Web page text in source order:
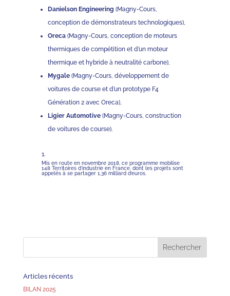
Danielson Engineering (Magny-Cours,
conception de démonstrateurs technologiques),
Oreca(Magny-Cours, conception de moteurs
thermiques de compétition et d’un moteur
thermique et hybride à neutralité carbone),
Mygale(Magny-Cours, développement de
voitures de course et d’un prototype F4
Génération 2 avec Oreca),
Ligier Automotive(Magny-Cours, construction
de voitures de course).
Mis en route en novembre 2018, ce programme mobilise
148 Territoires d’industrie en France, dont les projets sont
appelés à se partager 1,36 milliard d’euros.
Articles récents
BILAN 2025